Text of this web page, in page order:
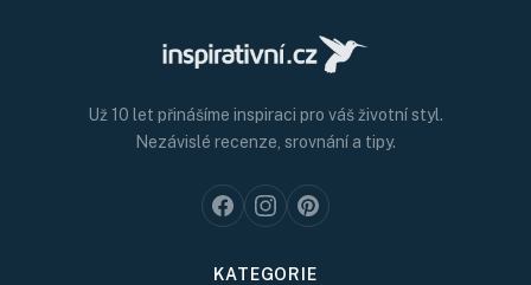
Už 10 let přinášíme inspiraci pro váš životní styl.
Nezávislé recenze, srovnání a tipy.
KATEGORIE